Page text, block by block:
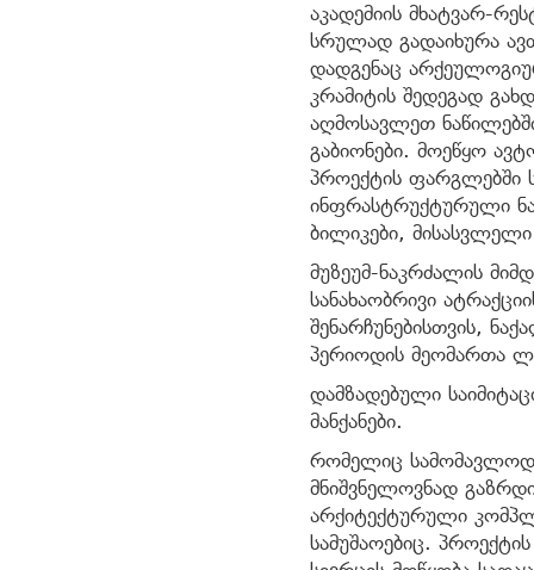
აკადემიის მხატვარ-
სრულად გადაიხურა
დადგენაც
კრამიტის შედეგად
აღმოსავლეთ
გაბიონები. მოეწყო
პროექტის ფარგლებში
ინფრასტრუქტურული
ბილიკები,
მუზეუმ-ნაკრძალის
სანახაობრივი
შენარჩუნებისთვის,
პერიოდის მეომართა
დამზადებული
მანქანები.
რომელიც სამომავლოდ
მნიშვნელოვნად
არქიტექტურული
სამუშაოებიც.